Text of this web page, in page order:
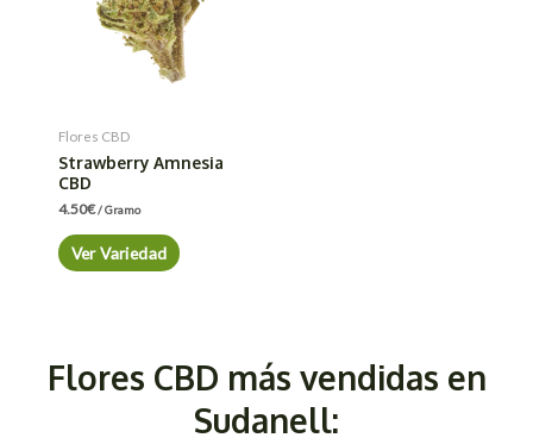
Flores CBD
Strawberry Amnesia
CBD
4.50€/ Gramo
Ver Variedad
Flores CBD más vendidas en
Sudanell: